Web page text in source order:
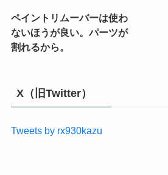
ペイントリムーバーは使わ
ないほうが良い。パーツが
割れるから。
X（旧Twitter）
Tweets by rx930kazu